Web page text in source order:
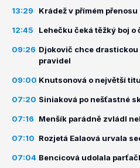
13:29 Krádež v přímém přenosu
12:45 Lehečku čeká těžký boj
09:26 Djokovič chce
pravidel
09:00 Knutsonová o největší
07:20 Siniaková po nešťastné
07:16 Menšík parádně zvládl
07:10 Rozjetá Ealaová urvala
07:04 Bencicová udolala